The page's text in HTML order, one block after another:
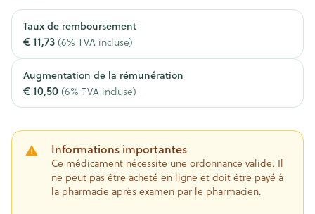
Taux de remboursement
€ 11,73(6% TVA incluse)
Augmentation de la rémunération
€ 10,50(6% TVA incluse)
Informations importantes
Ce médicament nécessite une ordonnance valide. Il
ne peut pas être acheté en ligne et doit être payé à
la pharmacie après examen par le pharmacien.